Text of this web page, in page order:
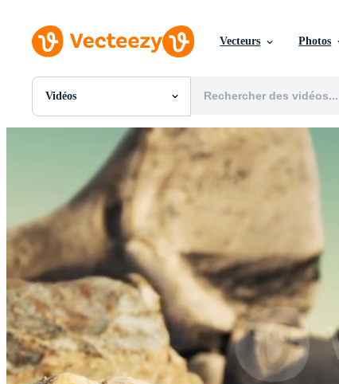
Vecteurs Photos
Vidéos
Toutes Images
SVGs
Modèles
Vecteurs
Motion graphics
Images Éditoriales
Événements Éditoriaux